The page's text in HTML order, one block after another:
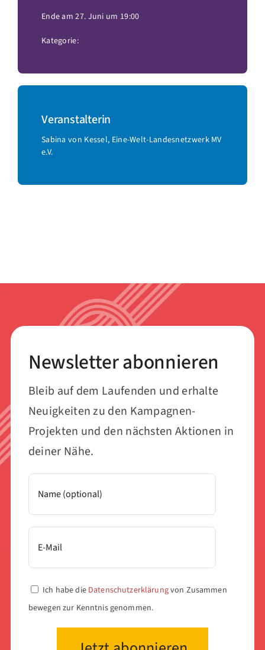
Ende am 27. Juni um 19:00
Kategorie:
Veranstalterin
Sabina von Kessel, Eine-Welt-Landesnetzwerk MV
e.V.
Newsletter abonnieren
Bleib auf dem Laufenden und erhalte
Neuigkeiten zu den Kampagnen-
Projekten und den nächsten Aktionen in
deiner Nähe.
Ich habe die Datenschutzerklärungvon Zusammen
bewegen zur Kenntnis genommen.